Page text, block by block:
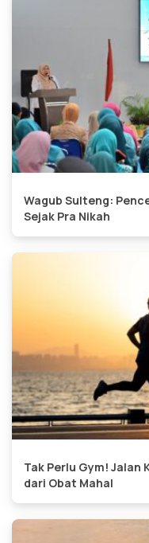
Wagub Sulteng:
Sejak Pra Nikah
Tak Perlu Gym! Jalan
dari Obat Mahal